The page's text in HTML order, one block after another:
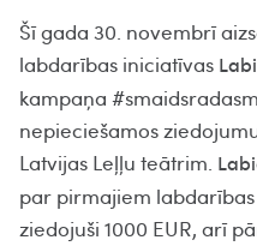
Šī gada 30. novembrī
labdarības iniciatīvas
kampaņa
nepieciešamos
Latvijas Leļļu teātrim.
par pirmajiem
ziedojuši 1000 EUR, arī